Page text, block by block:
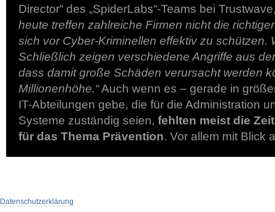
Director“ des „SpiderLabs“-Teams bei
heute treffen zahlreiche Firmen nicht die
sich vor Cyber-Kriminellen effektiv zu schützen.
Schließlich zeigen verschiedene Angriffe aus
dass damit große Schäden verursacht werden
Millionenhöhe.“Auch wenn es – gerade in
IT-Abteilungen gebe, die für die Administration
Systeme zuständig seien, fehlten meist die
für das Thema Prävention. Vor allem mit Blick
Datenschutzerklärung